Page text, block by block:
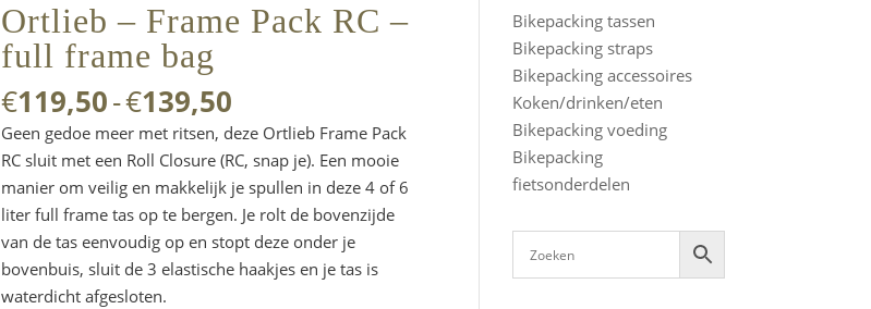
Ortlieb – Frame Pack RC –
full frame bag
€119,50-€139,50
€119,50
tot
€139,50
Geen gedoe meer met ritsen, deze Ortlieb Frame Pack
RC sluit met een Roll Closure (RC, snap je). Een mooie
manier om veilig en makkelijk je spullen in deze 4 of 6
liter full frame tas op te bergen. Je rolt de bovenzijde
van de tas eenvoudig op en stopt deze onder je
bovenbuis, sluit de 3 elastische haakjes en je tas is
waterdicht afgesloten.
Bikepacking tassen
Bikepacking straps
Bikepacking accessoires
Koken/drinken/eten
Bikepacking voeding
Bikepacking
fietsonderdelen